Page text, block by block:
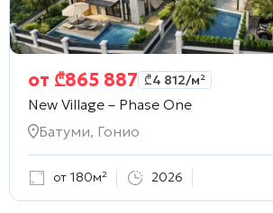
от ₾865 887 ₾4 812/м²
New Village – Phase One
Батуми, Гонио
от 180м² 2026